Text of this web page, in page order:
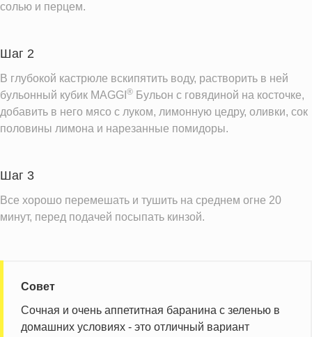
солью и перцем.
Шаг 2
В глубокой кастрюле вскипятить воду, растворить в ней
бульонный кубик MAGGI ® Бульон c говядиной на косточке,
добавить в него мясо с луком, лимонную цедру, оливки, сок
половины лимона и нарезанные помидоры.
Шаг 3
Все хорошо перемешать и тушить на среднем огне 20
минут, перед подачей посыпать кинзой.
Совет
Сочная и очень аппетитная баранина с зеленью в
домашних условиях - это отличный вариант